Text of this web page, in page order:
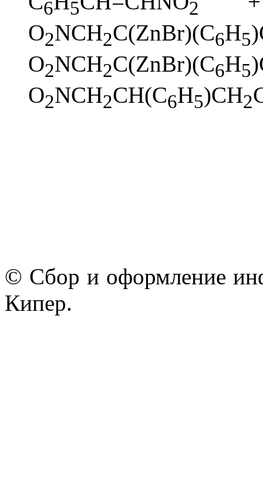
6 5 2
O2NCH2C(ZnBr)(C6H5
O2NCH2C(ZnBr)(C6H5
O2NCH2CH(C6H5)CH2
© Сбор и оформление
Кипер.